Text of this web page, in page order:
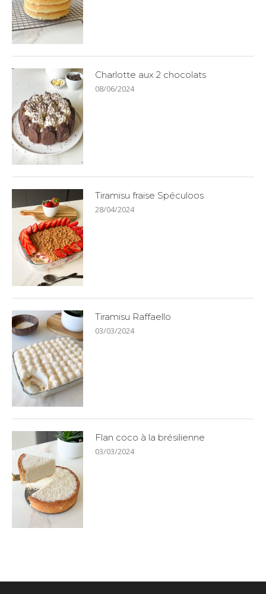
Charlotte aux 2 chocolats
08/06/2024
Tiramisu fraise Spéculoos
28/04/2024
Tiramisu Raffaello
03/03/2024
Flan coco à la brésilienne
03/03/2024